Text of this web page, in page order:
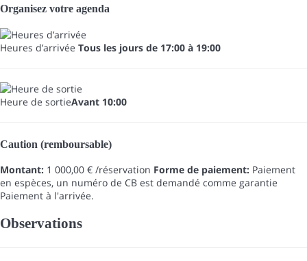
Organisez votre agenda
Heures d’arrivée Tous les jours de 17:00 à 19:00
Heure de sortieAvant 10:00
Caution (remboursable)
Montant: 1 000,00 € /réservation Forme de paiement: Paiement
en espèces, un numéro de CB est demandé comme garantie
Paiement à l'arrivée.
Observations